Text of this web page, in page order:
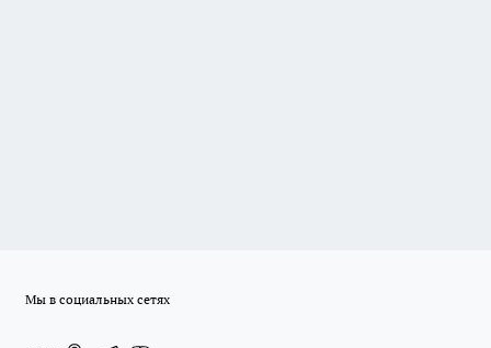
Мы в социальных сетях